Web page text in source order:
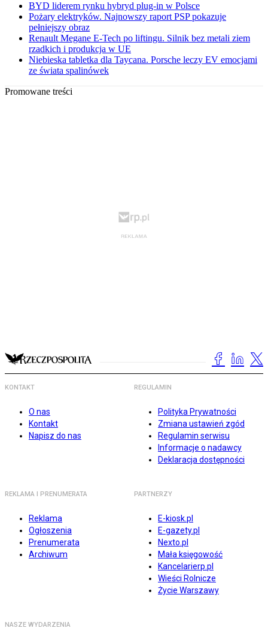
BYD liderem rynku hybryd plug-in w Polsce
Pożary elektryków. Najnowszy raport PSP pokazuje
pełniejszy obraz
Renault Megane E-Tech po liftingu. Silnik bez metali ziem
rzadkich i produkcja w UE
Niebieska tabletka dla Taycana. Porsche leczy EV emocjami
ze świata spalinówek
Promowane treści
KONTAKT
O nas
Kontakt
Napisz do nas
REGULAMIN
Polityka Prywatności
Zmiana ustawień zgód
Regulamin serwisu
Informacje o nadawcy
Deklaracja dostępności
REKLAMA I PRENUMERATA
Reklama
Ogłoszenia
Prenumerata
Archiwum
PARTNERZY
E-kiosk.pl
E-gazety.pl
Nexto.pl
Mała księgowość
Kancelarierp.pl
Wieści Rolnicze
Życie Warszawy
NASZE WYDARZENIA